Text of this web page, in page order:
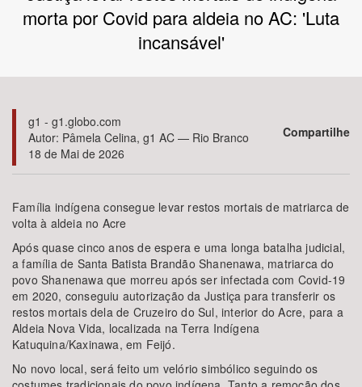
Tema
Subtema
Área de Levantamento
Área Protegida
BUSCAR
morta por Covid para aldeia no AC: 'Luta
incansável'
g1 - g1.globo.com
Autor: Pâmela Celina, g1 AC — Rio Branco
18 de Mai de 2026
Compartilhe
Família indígena consegue levar restos mortais de matriarca de
volta à aldeia no Acre
Após quase cinco anos de espera e uma longa batalha judicial,
a família de Santa Batista Brandão Shanenawa, matriarca do
povo Shanenawa que morreu após ser infectada com Covid-19
em 2020, conseguiu autorização da Justiça para transferir os
restos mortais dela de Cruzeiro do Sul, interior do Acre, para a
Aldeia Nova Vida, localizada na Terra Indígena
Katuquina/Kaxinawa, em Feijó.
No novo local, será feito um velório simbólico seguindo os